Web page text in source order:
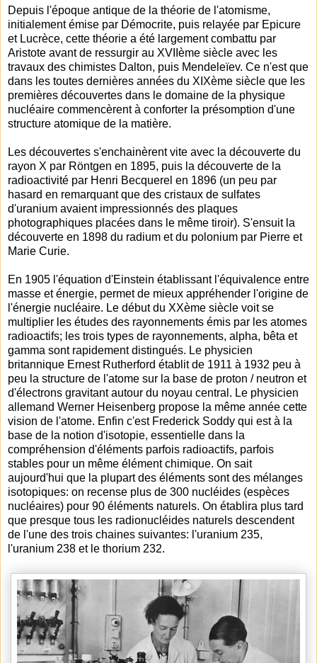
Depuis l'époque antique de la théorie de l'atomisme,
initialement émise par Démocrite, puis relayée par Epicure
et Lucrèce, cette théorie a été largement combattu par
Aristote avant de ressurgir au XVIIème siècle avec les
travaux des chimistes Dalton, puis Mendeleïev. Ce n'est que
dans les toutes dernières années du XIXème siècle que les
premières découvertes dans le domaine de la physique
nucléaire commencèrent à conforter la présomption d'une
structure atomique de la matière.
Les découvertes s'enchainèrent vite avec la découverte du
rayon X par Röntgen en 1895, puis la découverte de la
radioactivité par Henri Becquerel en 1896 (un peu par
hasard en remarquant que des cristaux de sulfates
d'uranium avaient impressionnés des plaques
photographiques placées dans le même tiroir). S'ensuit la
découverte en 1898 du radium et du polonium par Pierre et
Marie Curie.
En 1905 l'équation d'Einstein établissant l'équivalence entre
masse et énergie, permet de mieux appréhender l'origine de
l'énergie nucléaire. Le début du XXème siècle voit se
multiplier les études des rayonnements émis par les atomes
radioactifs; les trois types de rayonnements, alpha, bêta et
gamma sont rapidement distingués. Le physicien
britannique Ernest Rutherford établit de 1911 à 1932 peu à
peu la structure de l'atome sur la base de proton / neutron et
d'électrons gravitant autour du noyau central. Le physicien
allemand Werner Heisenberg propose la même année cette
vision de l'atome. Enfin c'est Frederick Soddy qui est à la
base de la notion d'isotopie, essentielle dans la
compréhension d'éléments parfois radioactifs, parfois
stables pour un même élément chimique. On sait
aujourd'hui que la plupart des éléments sont des mélanges
isotopiques: on recense plus de 300 nucléides (espèces
nucléaires) pour 90 éléments naturels. On établira plus tard
que presque tous les radionucléides naturels descendent
de l'une des trois chaines suivantes: l'uranium 235,
l'uranium 238 et le thorium 232.